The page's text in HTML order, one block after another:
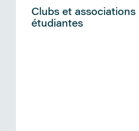
Clubs et associations
étudiantes